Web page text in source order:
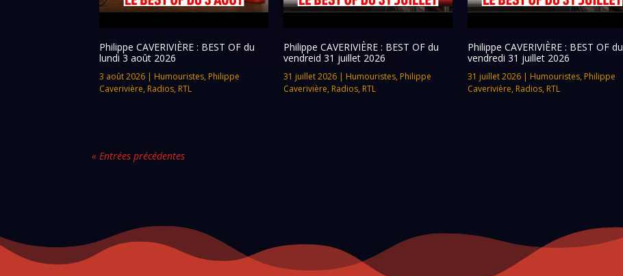
Philippe CAVERIVIÈRE : BEST OF du
lundi 3 août 2026
3 août 2026 | Humouristes, Philippe
Caverivière, Radios, RTL
Philippe CAVERIVIÈRE : BEST OF du
vendreid 31 juillet 2026
31 juillet 2026| Humouristes, Philippe
Caverivière, Radios, RTL
Philippe CAVERIVIÈRE : BEST OF du
vendredi 31 juillet 2026
31 juillet 2026| Humouristes, Philippe
Caverivière, Radios, RTL
« Entrées précédentes